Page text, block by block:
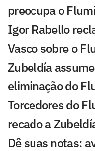
preocupa o
Igor Rabello
Vasco sobre o
Zubeldía
eliminação do
Torcedores do
recado a
Dê suas notas: